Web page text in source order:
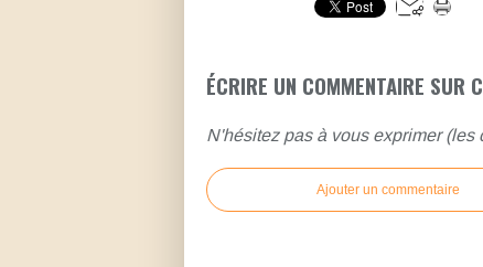
ÉCRIRE UN COMMENTAIRE SUR
N'hésitez pas à vous exprimer
Ajouter un commentaire